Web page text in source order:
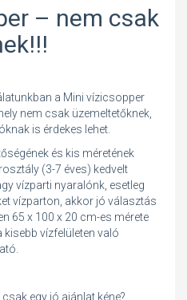
– nem csak
a Mini vízicsopper
nem csak üzemeltetőknek,
is érdekes lehet.
és kis méretének
(3-7 éves) kedvelt
vízparti nyaralónk, esetleg
vízparton, akkor jó választás
65 x 100 x 20 cm-es mérete
vízfelületen való
egy jó ajánlat kéne?